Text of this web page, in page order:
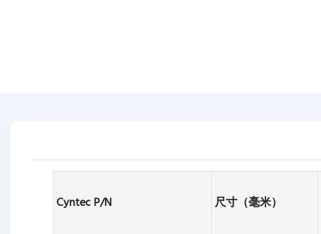
Cyntec P/N 尺寸（毫米）